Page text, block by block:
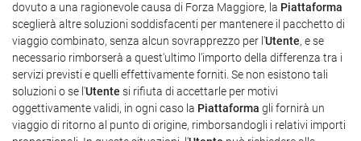
dovuto a una ragionevole causa di Forza Maggiore, la Piattaforma
sceglierà altre soluzioni soddisfacenti per mantenere il pacchetto di
viaggio combinato, senza alcun sovrapprezzo per l'Utente, e se
necessario rimborserà a quest'ultimo l'importo della differenza tra i
servizi previsti e quelli effettivamente forniti. Se non esistono tali
soluzioni o se l'Utente si rifiuta di accettarle per motivi
oggettivamente validi, in ogni caso la Piattaforma gli fornirà un
viaggio di ritorno al punto di origine, rimborsandogli i relativi importi